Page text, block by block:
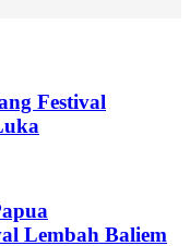
Festival
Lembah Baliem